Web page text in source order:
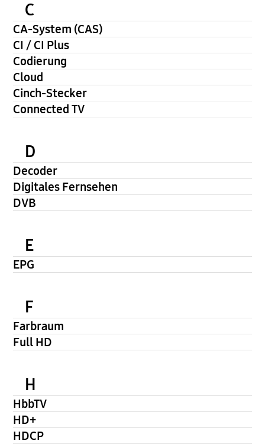
C
CA-System (CAS)
CI / CI Plus
Codierung
Cloud
Cinch-Stecker
Connected TV
D
Decoder
Digitales Fernsehen
DVB
E
EPG
F
Farbraum
Full HD
H
HbbTV
HD+
HDCP